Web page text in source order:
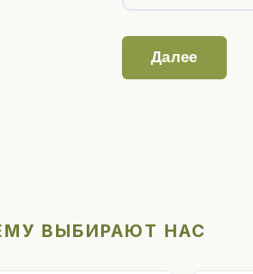
Далее
ВЫБИРАЮТ НАС